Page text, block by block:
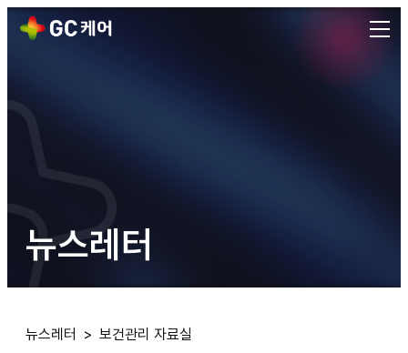
직무스트레스 평가 실무의 전 과정: 설문지·점수 계산 엑셀파
뉴스레터
뉴스레터 > 보건관리 자료실